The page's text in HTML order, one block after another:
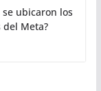
se ubicaron los
Meta?